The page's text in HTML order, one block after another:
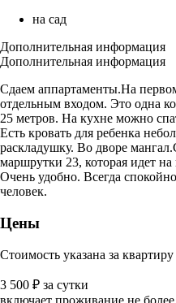
на сад
Дополнительная информация
Дополнительная информация
Сдаем аппартаменты.На
отдельным входом. Это одна
25 метров. На кухне можно
Есть кровать для ребенка
раскладушку. Во дворе
маршрутки 23, которая идет
Очень удобно. Всегда
человек.
Цены
Стоимость указана за
3 500 ₽ за сутки
включает проживание не более